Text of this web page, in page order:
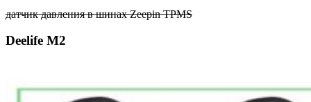
датчик давления в шинах Zeepin TPMS
Deelife M2